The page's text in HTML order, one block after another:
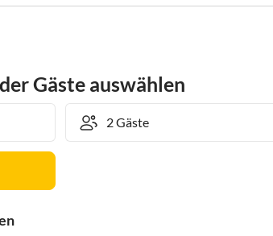
Gäste auswählen